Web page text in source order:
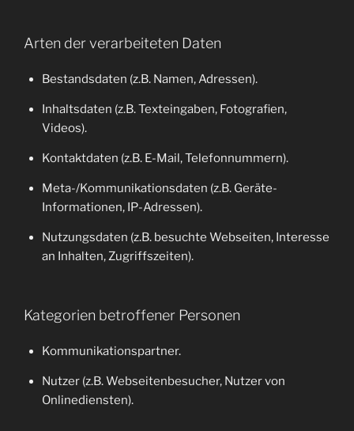
Arten der verarbeiteten Daten
Bestandsdaten (z.B. Namen, Adressen).
Inhaltsdaten (z.B. Texteingaben, Fotografien,
Videos).
Kontaktdaten (z.B. E-Mail, Telefonnummern).
Meta-/Kommunikationsdaten (z.B. Geräte-
Informationen, IP-Adressen).
Nutzungsdaten (z.B. besuchte Webseiten, Interesse
an Inhalten, Zugriffszeiten).
Kategorien betroffener Personen
Kommunikationspartner.
Nutzer (z.B. Webseitenbesucher, Nutzer von
Onlinediensten).